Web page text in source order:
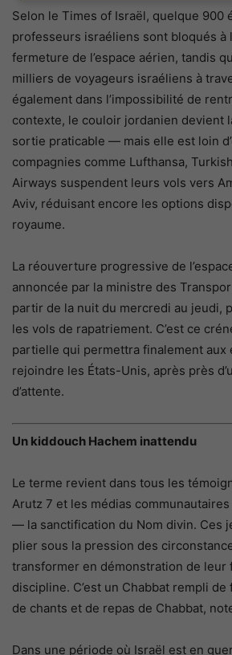
Selon le Times of Israël, quelque 900
professeurs israéliens sont bloqués à
fermeture de l’espace aérien, tandis
milliers de voyageurs israéliens à
également dans l’impossibilité de
contexte, le couloir jordanien devient
sortie praticable — mais elle est loin
compagnies comme Lufthansa,
Airways suspendent leurs vols vers
Aviv, réduisant encore les options
royaume.
La réouverture progressive de
annoncée par la ministre des
partir de la nuit du mercredi au jeudi,
les vols de rapatriement. C’est ce
partielle qui permettra finalement aux
rejoindre les États-Unis, après près
d’attente.
Un kiddouch Hachem inattendu
Le terme revient dans tous les
Arutz 7 et les médias
— la sanctification du Nom divin. Ces
plier sous la pression des
transformer en démonstration de leur
discipline. C’est un Chabbat rempli
de chants et de repas de Chabbat,
Dans une période où Israël est en